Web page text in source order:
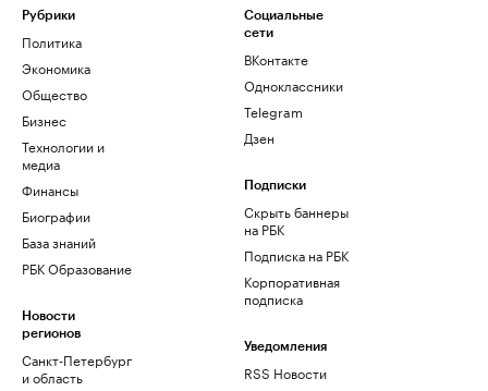
Рубрики
Политика
Экономика
Общество
Бизнес
Технологии и
медиа
Финансы
Биографии
База знаний
РБК Образование
Новости
регионов
Санкт-Петербург
и область
Социальные
сети
ВКонтакте
Одноклассники
Telegram
Дзен
Подписки
Скрыть баннеры
на РБК
Подписка на РБК
Корпоративная
подписка
Уведомления
RSS Новости